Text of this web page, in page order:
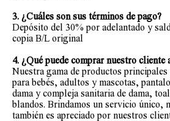
3. ¿Cuáles son sus términos de pago?
Depósito del 30% por adelantado y
copia B/L original
4. ¿Qué puede comprar nuestro cliente
Nuestra gama de productos
para bebés, adultos y mascotas,
dama y compleja sanitaria de dama,
blandos. Brindamos un servicio único,
también es apreciado por nuestros